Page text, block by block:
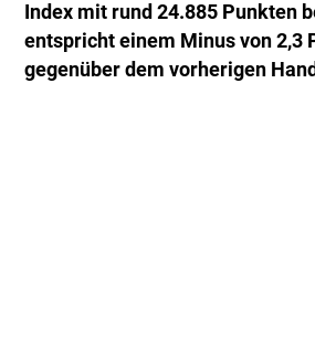
Index mit rund 24.885 Punkten
entspricht einem Minus von 2,3
gegenüber dem vorherigen